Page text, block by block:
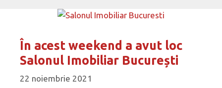
În acest weekend a avut loc
Salonul Imobiliar București
22 noiembrie 2021